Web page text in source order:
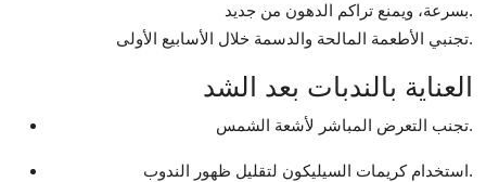
بسرعة، ويمنع تراكم الدهون من جديد.
تجنبي الأطعمة المالحة والدسمة خلال الأسابيع الأولى.
العناية بالندبات بعد الشد
تجنب التعرض المباشر لأشعة الشمس.
استخدام كريمات السيليكون لتقليل ظهور الندوب.